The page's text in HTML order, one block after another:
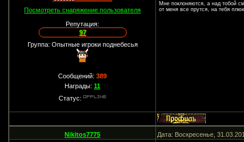
Посмотреть снаряжение пользователя
Репутация:
97
Группа: Опытные игроки поднебесья
Сообщений:389
Награды:11
Статус:
Мне поклоняются, а над тобой
от меня все прутся, на тебя
Nikitos7775 Дата: Воскресенье,